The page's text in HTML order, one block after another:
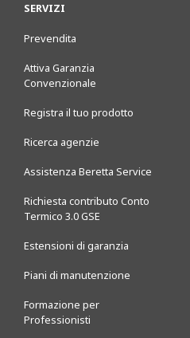
SERVIZI
Prevendita
Attiva Garanzia
Convenzionale
Registra il tuo prodotto
Ricerca agenzie
Assistenza Beretta Service
Richiesta contributo Conto
Termico 3.0 GSE
Estensioni di garanzia
Piani di manutenzione
Formazione per
Professionisti